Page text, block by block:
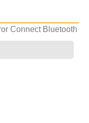
Connect Bluetooth